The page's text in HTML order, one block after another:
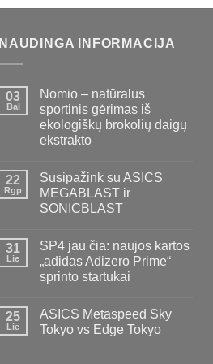
NAUDINGA INFORMACIJA
03
Bal
Nomio – natūralus
sportinis gėrimas iš
ekologiškų brokolių daigų
ekstrakto
22
Rgp
Susipažink su ASICS
MEGABLAST ir
SONICBLAST
31
Lie
SP4 jau čia: naujos kartos
„adidas Adizero Prime“
sprinto startukai
25
Lie
ASICS Metaspeed Sky
Tokyo vs Edge Tokyo